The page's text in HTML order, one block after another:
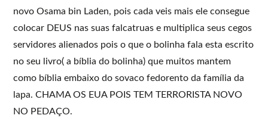
novo Osama bin Laden, pois cada veis mais ele consegue
colocar DEUS nas suas falcatruas e multiplica seus cegos
servidores alienados pois o que o bolinha fala esta escrito
no seu livro( a bíblia do bolinha) que muitos mantem
como bíblia embaixo do sovaco fedorento da família da
lapa. CHAMA OS EUA POIS TEM TERRORISTA NOVO
NO PEDAÇO.